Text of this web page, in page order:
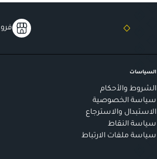
السياسات
الشروط والأحكام
سياسة الخصوصية
الاستبدال والاسترجاع
سياسة النقاط
سياسة ملفات الارتباط